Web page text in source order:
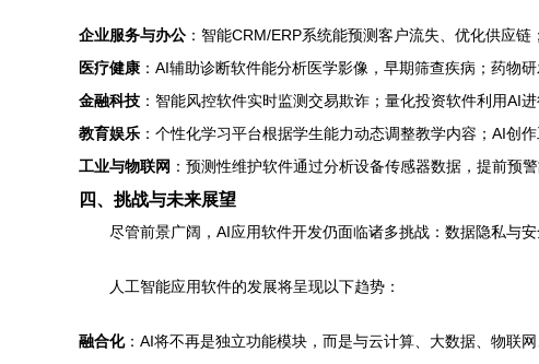
企业服务与办公 ：智能CRM/ERP系统能预测客户流失、优化供应
医疗健康 ：AI辅助诊断软件能分析医学影像，早期筛查疾病；药物
金融科技 ：智能风控软件实时监测交易欺诈；量化投资软件利用AI
教育娱乐 ：个性化学习平台根据学生能力动态调整教学内容；AI创
工业与物联网 ：预测性维护软件通过分析设备传感器数据，提前预
四、挑战与未来展望
尽管前景广阔，AI应用软件开发仍面临诸多挑战：数据隐私与
人工智能应用软件的发展将呈现以下趋势：
融合化：AI将不再是独立功能模块，而是与云计算、大数据、物联